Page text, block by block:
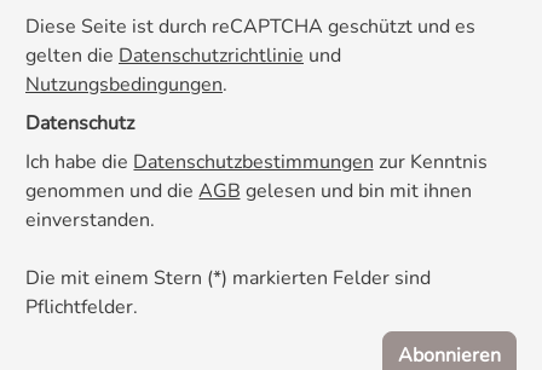
Diese Seite ist durch reCAPTCHA geschützt und es
gelten die Datenschutzrichtlinie und
Nutzungsbedingungen.
Datenschutz
Ich habe die Datenschutzbestimmungen zur Kenntnis
genommen und die AGB gelesen und bin mit ihnen
einverstanden.
Die mit einem Stern (*) markierten Felder sind
Pflichtfelder.
Abonnieren